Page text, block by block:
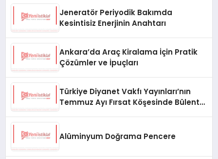
Jeneratör Periyodik Bakımda
Kesintisiz Enerjinin Anahtarı
Ankara’da Araç Kiralama İçin Pratik
Çözümler ve İpuçları
Türkiye Diyanet Vakfı Yayınları’nın
Temmuz Ayı Fırsat Köşesinde Bülent
Alüminyum Doğrama Pencere